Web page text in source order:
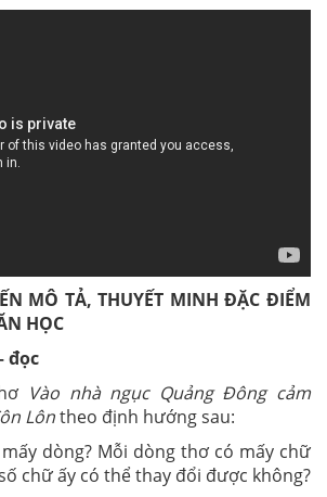
MÔ TẢ, THUYẾT MINH ĐẶC ĐIỂM
HỌC
đọc
Vào nhà ngục Quảng Đông cảm
Lôntheo định hướng sau:
dòng? Mỗi dòng thơ có mấy chữ
chữ ấy có thể thay đổi được không?